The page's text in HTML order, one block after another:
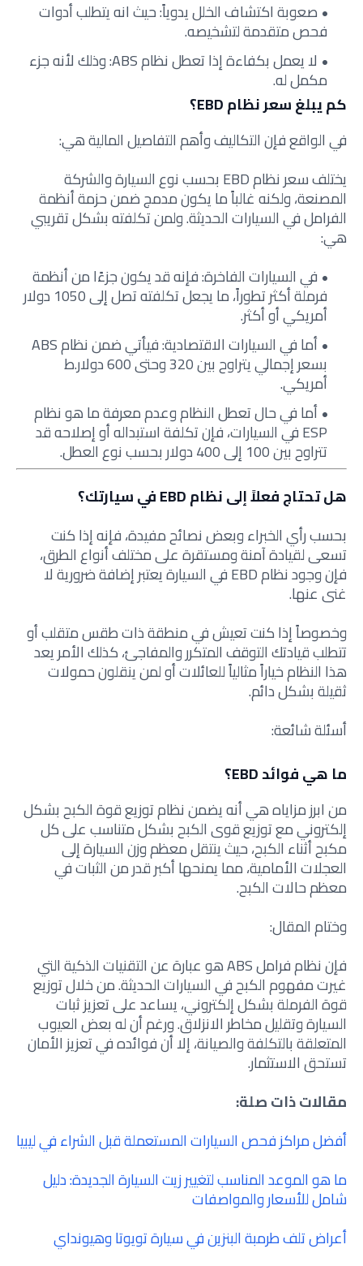
صعوبة اكتشاف الخلل يدوياً: حيث انه يتطلب أدوات
فحص متقدمة لتشخيصه.
لا يعمل بكفاءة إذا تعطل نظام ABS: وذلك لأنه جزء
مكمل له.
كم يبلغ سعر نظام EBD؟
في الواقع فإن التكاليف وأهم التفاصيل المالية هي:
يختلف سعر نظام EBD بحسب نوع السيارة والشركة
المصنعة، ولكنه غالباً ما يكون مدمج ضمن حزمة أنظمة
الفرامل في السيارات الحديثة. ولمن تكلفته بشكل تقريبي
هي:
في السيارات الفاخرة: فإنه قد يكون جزءًا من أنظمة
فرملة أكثر تطوراً، ما يجعل تكلفته تصل إلى 1050 دولار
أمريكي أو أكثر.
أما في السيارات الاقتصادية: فيأتي ضمن نظام ABS
بسعر إجمالي يتراوح بين 320 وحتى 600 دولار.ط
أمريكي.
أما في حال تعطل النظام وعدم معرفة ما هو نظام
ESP في السيارات، فإن تكلفة استبداله أو إصلاحه قد
تتراوح بين 100 إلى 400 دولار بحسب نوع العطل
.
هل تحتاج فعلاً إلى نظام EBD في سيارتك؟
بحسب رأي الخبراء وبعض نصائح مفيدة، فإنه إذا كنت
تسعى لقيادة آمنة ومستقرة على مختلف أنواع الطرق،
فإن وجود نظام EBD في السيارة يعتبر إضافة ضرورية لا
غنى عنها.
وخصوصاً إذا كنت تعيش في منطقة ذات طقس متقلب أو
تتطلب قيادتك التوقف المتكرر والمفاجئ، كذلك الأمر يعد
هذا النظام خياراً مثالياً للعائلات أو لمن ينقلون حمولات
ثقيلة بشكل دائم.
أسئلة شائعة:
ما هي فوائد EBD؟
من ابرز مزاياه هي أنه يضمن نظام توزيع قوة الكبح بشكل
إلكتروني مع توزيع قوى الكبح بشكل متناسب على كل
مكبح أثناء الكبح، حيث ينتقل معظم وزن السيارة إلى
العجلات الأمامية، مما يمنحها أكبر قدر من الثبات في
معظم حالات الكبح.
وختام المقال:
فإن نظام فرامل ABS هو عبارة عن التقنيات الذكية التي
غيرت مفهوم الكبح في السيارات الحديثة. من خلال توزيع
قوة الفرملة بشكل إلكتروني، يساعد على تعزيز ثبات
السيارة وتقليل مخاطر الانزلاق. ورغم أن له بعض العيوب
المتعلقة بالتكلفة والصيانة، إلا أن فوائده في تعزيز الأمان
تستحق الاستثمار.
مقالات ذات صلة:
أفضل مراكز فحص السيارات المستعملة قبل الشراء في ليبيا
ما هو الموعد المناسب لتغيير زيت السيارة الجديدة: دليل
شامل للأسعار والمواصفات
أعراض تلف طرمبة البنزين في سيارة تويوتا وهيونداي